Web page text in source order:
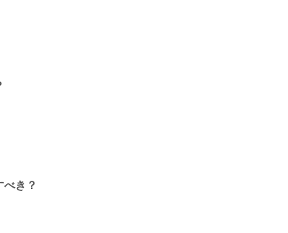
べき？